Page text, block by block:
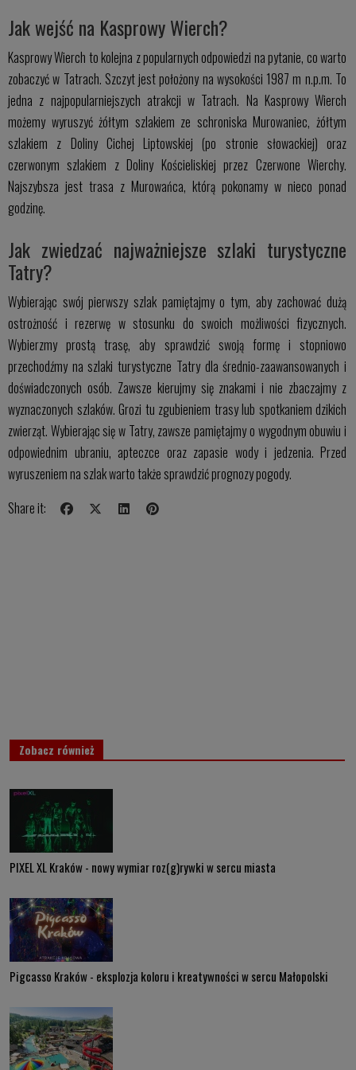
Jak wejść na Kasprowy Wierch?
Kasprowy Wierch to kolejna z popularnych odpowiedzi na pytanie, co warto
zobaczyć w Tatrach. Szczyt jest położony na wysokości 1987 m n.p.m. To
jedna z najpopularniejszych atrakcji w Tatrach. Na Kasprowy Wierch
możemy wyruszyć żółtym szlakiem ze schroniska Murowaniec, żółtym
szlakiem z Doliny Cichej Liptowskiej (po stronie słowackiej) oraz
czerwonym szlakiem z Doliny Kościeliskiej przez Czerwone Wierchy.
Najszybsza jest trasa z Murowańca, którą pokonamy w nieco ponad
godzinę.
Jak zwiedzać najważniejsze szlaki turystyczne
Tatry?
Wybierając swój pierwszy szlak pamiętajmy o tym, aby zachować dużą
ostrożność i rezerwę w stosunku do swoich możliwości fizycznych.
Wybierzmy prostą trasę, aby sprawdzić swoją formę i stopniowo
przechodźmy na szlaki turystyczne Tatry dla średnio-zaawansowanych i
doświadczonych osób. Zawsze kierujmy się znakami i nie zbaczajmy z
wyznaczonych szlaków. Grozi tu zgubieniem trasy lub spotkaniem dzikich
zwierząt. Wybierając się w Tatry, zawsze pamiętajmy o wygodnym obuwiu i
odpowiednim ubraniu, apteczce oraz zapasie wody i jedzenia. Przed
wyruszeniem na szlak warto także sprawdzić prognozy pogody.
Share it:
Zobacz również
PIXEL XL Kraków - nowy wymiar roz(g)rywki w sercu miasta
Pigcasso Kraków - eksplozja koloru i kreatywności w sercu Małopolski